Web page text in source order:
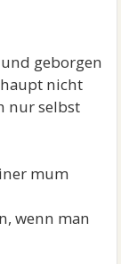
für mich
ähnlich
zumindest
geborgen
nicht
nur selbst
mum
wenn man